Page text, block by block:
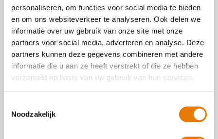
personaliseren, om functies voor social media te bieden
en om ons websiteverkeer te analyseren. Ook delen we
informatie over uw gebruik van onze site met onze
partners voor social media, adverteren en analyse. Deze
partners kunnen deze gegevens combineren met andere
informatie die u aan ze heeft verstrekt of die ze hebben
verzameld op basis van uw gebruik van hun services.
Noodzakelijk
worden beheerst door onze vakkundige professionals op de
werkvloer. Vooraf adviseren wij u hoe de autoschade het beste
hersteld kan worden en vervolgens gaan wij aan de slag om de auto
weer in topconditie te krijgen.
Autoschade in Bladel of omgeving? Maak snel een afspraak.
ABS Autoherstel Theo Lauwers herstelt uw autoschade
vertrouwd, vakkundig en snel!